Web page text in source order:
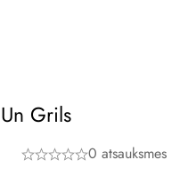
Grils
0 atsauksmes